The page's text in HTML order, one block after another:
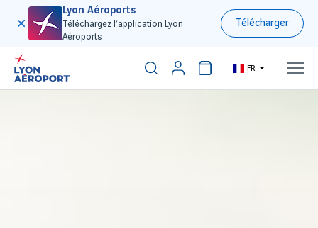
Lyon Aéroports
Téléchargez l’application Lyon
Aéroports
Télécharger
FR